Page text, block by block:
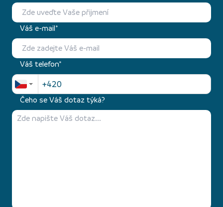
Váš e-mail*
Váš telefon*
Čeho se Váš dotaz týká?